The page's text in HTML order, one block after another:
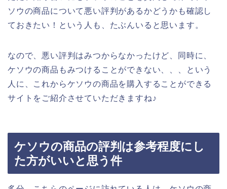
ソウの商品について悪い評判があるかどうかも確認し
ておきたい！という人も、たぶんいると思います。
なので、悪い評判はみつからなかったけど、同時に、
ケソウの商品もみつけることができない、、、という
人に、これからケソウの商品を購入することができる
サイトをご紹介させていただきますね♪
ケソウの商品の評判は参考程度にし
た方がいいと思う件